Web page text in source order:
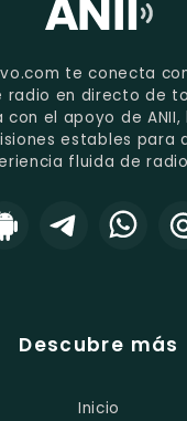
te conecta
radio en directo de
con el apoyo de
estables para
fluida de
Descubre más
Inicio